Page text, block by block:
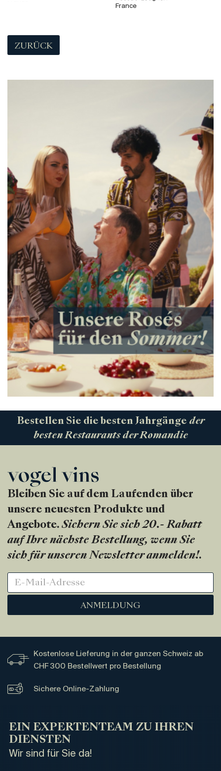
France
ZURÜCK
Bestellen Sie die besten Jahrgänge der
besten Restaurants der Romandie
Bleiben Sie auf dem Laufenden über
unsere neuesten Produkte und
Angebote. Sichern Sie sich 20.- Rabatt
auf Ihre nächste Bestellung, wenn Sie
sich für unseren Newsletter anmelden!.
ANMELDUNG
Kostenlose Lieferung in der ganzen Schweiz ab
CHF 300 Bestellwert pro Bestellung
Sichere Online-Zahlung
EIN EXPERTENTEAM ZU IHREN
DIENSTEN
Wir sind für Sie da!